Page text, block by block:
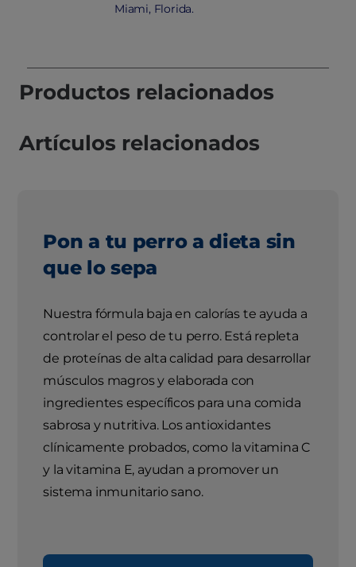
Miami, Florida.
Productos relacionados
Artículos relacionados
Pon a tu perro a dieta sin
que lo sepa
Nuestra fórmula baja en calorías te ayuda a
controlar el peso de tu perro. Está repleta
de proteínas de alta calidad para desarrollar
músculos magros y elaborada con
ingredientes específicos para una comida
sabrosa y nutritiva. Los antioxidantes
clínicamente probados, como la vitamina C
y la vitamina E, ayudan a promover un
sistema inmunitario sano.